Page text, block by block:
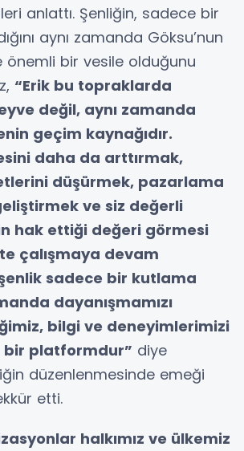
anlattı. Şenliğin, sadece bir
aynı zamanda Göksu’nun
önemli bir vesile olduğunu
“Erik bu topraklarda
değil, aynı zamanda
geçim kaynağıdır.
daha da arttırmak,
düşürmek, pazarlama
ve siz değerli
hak ettiği değeri görmesi
çalışmaya devam
sadece bir kutlama
dayanışmamızı
bilgi ve deneyimlerimizi
bir platformdur” diye
düzenlenmesinde emeği
etti.
halkımız ve ülkemiz